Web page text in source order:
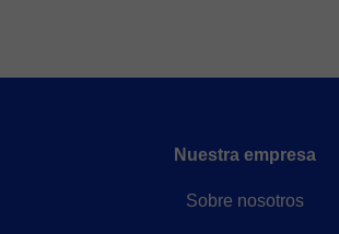
Nuestra empresa
Sobre nosotros